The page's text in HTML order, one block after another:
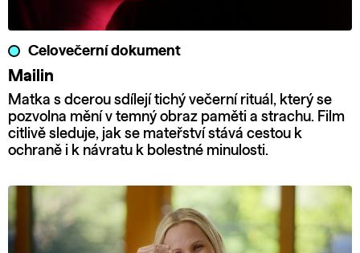
Celovečerní dokument
Mailin
Matka s dcerou sdílejí tichý večerní rituál, který se
pozvolna mění v temný obraz paměti a strachu. Film
citlivě sleduje, jak se mateřství stává cestou k
ochraně i k návratu k bolestné minulosti.